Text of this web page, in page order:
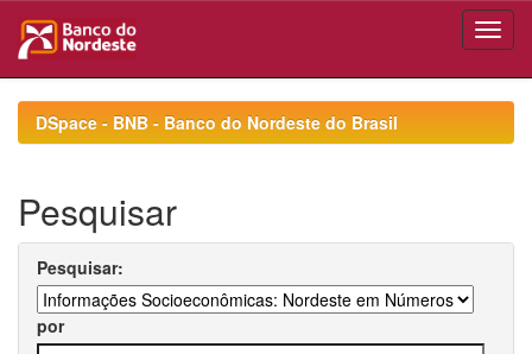
navigationDSpace - BNB - Banco do Nordeste do Brasil
Pesquisar
Pesquisar:
por